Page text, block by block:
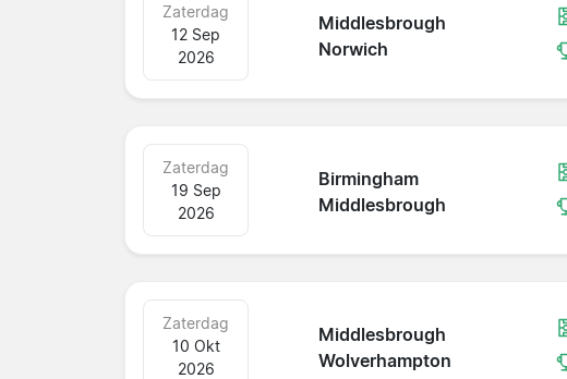
Middlesbrough
Norwich
Zaterdag
12 Sep
2026
Birmingham
Middlesbrough
Zaterdag
19 Sep
2026
Middlesbrough
Wolverhampton
Zaterdag
10 Okt
2026